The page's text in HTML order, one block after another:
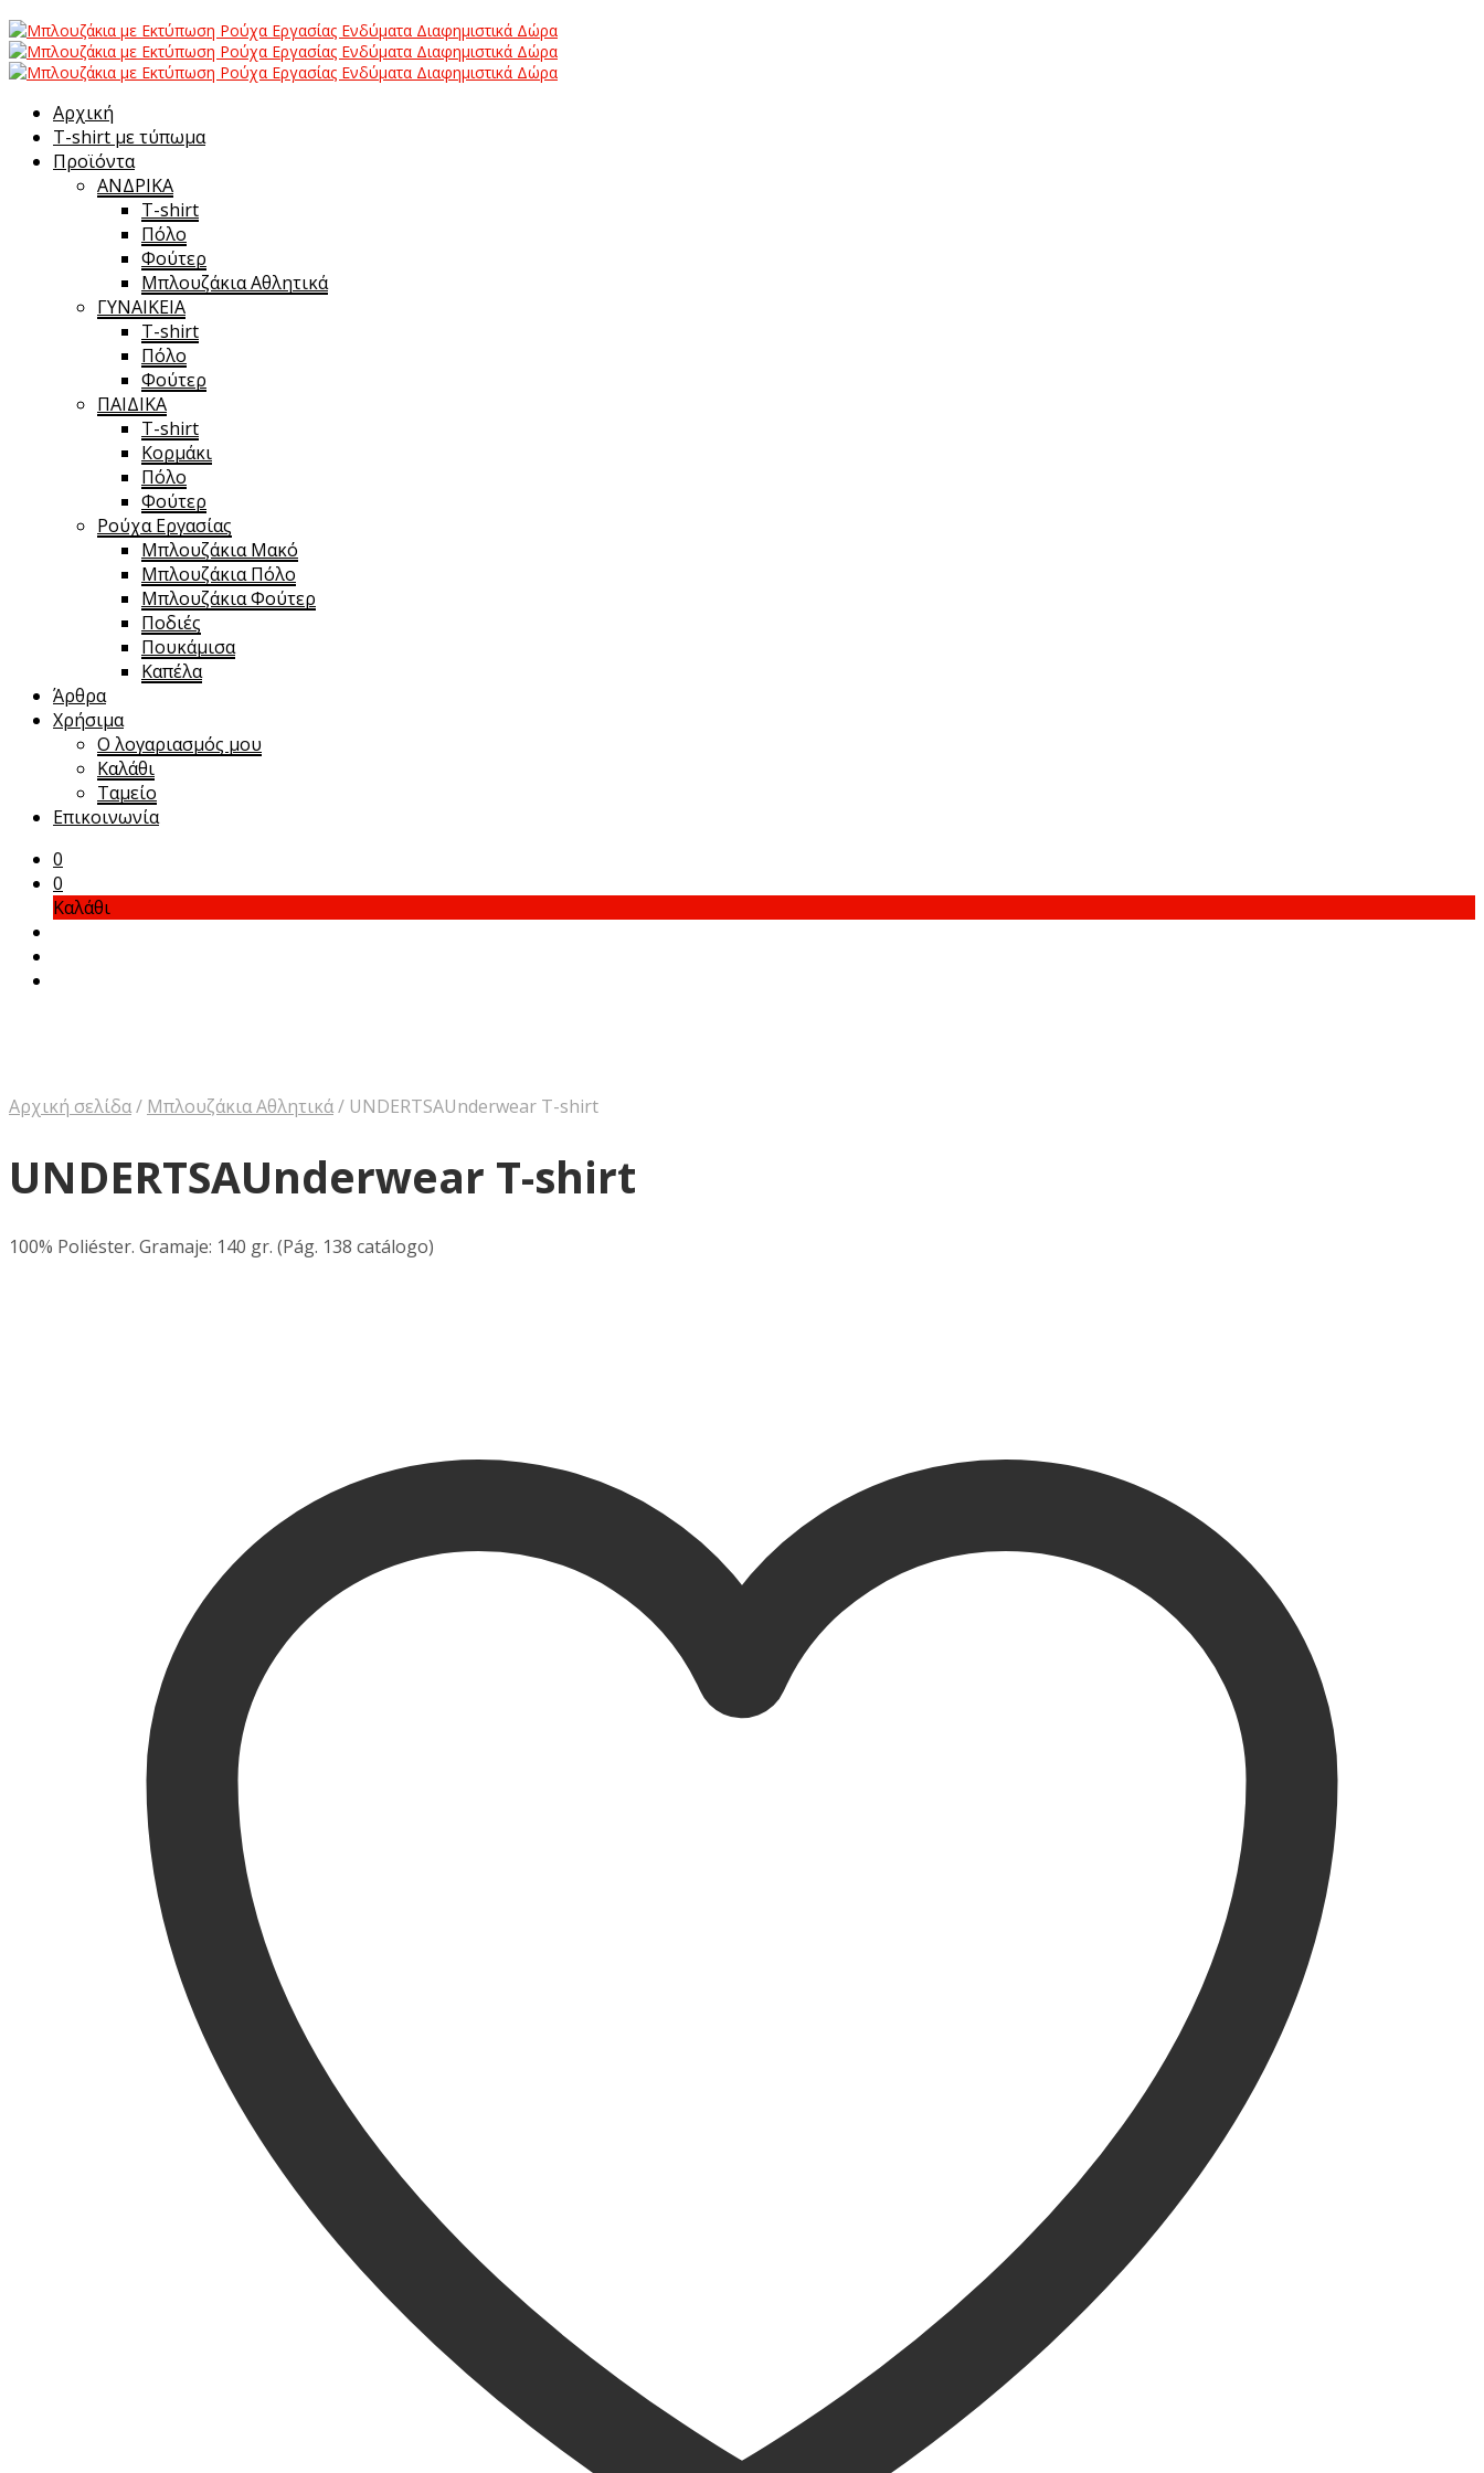
Αρχική
T-shirt με τύπωμα
Προϊόντα
ΑΝΔΡΙΚΑ
T-shirt
Πόλο
Φούτερ
Μπλουζάκια Αθλητικά
ΓΥΝΑΙΚΕΙΑ
T-shirt
Πόλο
Φούτερ
ΠΑΙΔΙΚΑ
T-shirt
Κορμάκι
Πόλο
Φούτερ
Ρούχα Εργασίας
Μπλουζάκια Μακό
Μπλουζάκια Πόλο
Μπλουζάκια Φούτερ
Ποδιές
Πουκάμισα
Καπέλα
Άρθρα
Χρήσιμα
Ο λογαριασμός μου
Καλάθι
Ταμείο
Επικοινωνία
0
0
Καλάθι
Αρχική σελίδα/ Μπλουζάκια Αθλητικά/ UNDERTSAUnderwear T-shirt
UNDERTSAUnderwear T-shirt
100% Poliéster. Gramaje: 140 gr. (Pág. 138 catálogo)